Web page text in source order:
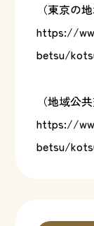
（東京の
https://
betsu/
（地域公
https://
betsu/